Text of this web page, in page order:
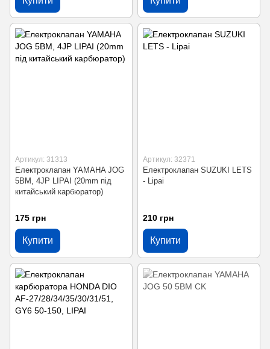
Артикул: 31313
Електроклапан YAMAHA JOG
5BM, 4JP LIPAI (20mm під
китайський карбюратор)
175 грн
Купити
Артикул: 32371
Електроклапан SUZUKI LETS
- Lipai
210 грн
Купити